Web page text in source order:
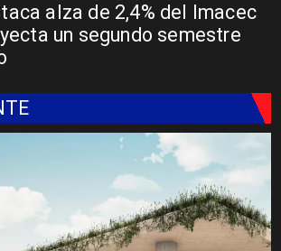
alza de 2,4% del Imacec
un segundo semestre